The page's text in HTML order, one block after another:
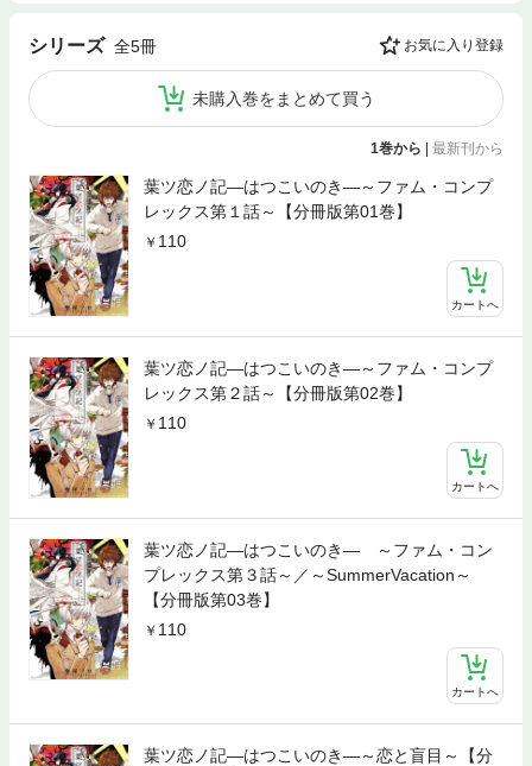
シリーズ 全5冊 お気に入り登録
未購入巻をまとめて買う
1巻から | 最新刊から
葉ツ恋ノ記―はつこいのき―～ファム・コンプ
レックス第１話～【分冊版第01巻】
110
カートへ
葉ツ恋ノ記―はつこいのき―～ファム・コンプ
レックス第２話～【分冊版第02巻】
110
カートへ
葉ツ恋ノ記―はつこいのき― ～ファム・コン
プレックス第３話～／～SummerVacation～
【分冊版第03巻】
110
カートへ
葉ツ恋ノ記―はつこいのき―～恋と盲目～【分